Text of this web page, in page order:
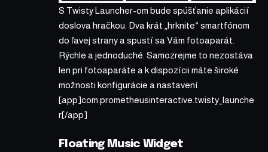
S Twisty Launcher-om bude spúšťanie aplikácií
doslova hračkou. Dva krát „hrknite“ smartfónom
do ľavej strany a spustí sa Vám fotoaparát.
Rýchle a jednoduché. Samozrejme to nezostáva
len pri fotoaparáte a k dispozícii máte široké
možnosti konfigurácie a nastavení.
[app]com.prometheusinteractive.twisty_launche
r[/app]
Floating Music Widget